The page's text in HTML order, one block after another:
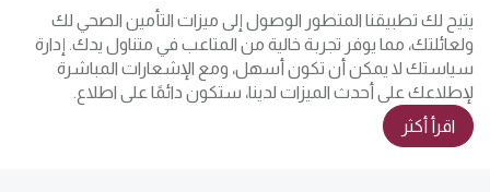
يتيح لك تطبيقنا المتطور الوصول إلى ميزات التأمين الصحي لك
ولعائلتك، مما يوفر تجربة خالية من المتاعب في متناول يدك. إدارة
سياستك لا يمكن أن تكون أسهل، ومع الإشعارات المباشرة
لإطلاعك على أحدث الميزات لدينا، ستكون دائمًا على اطلاع.
اقرأ أكثر